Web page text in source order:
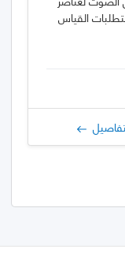
القياس